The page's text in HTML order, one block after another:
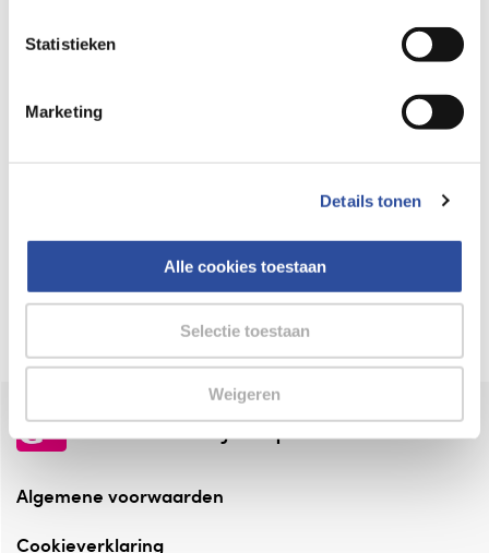
Statistieken
Marketing
Details tonen
Alle cookies toestaan
Selectie toestaan
Weigeren
webshop mag verkopen.
⁠Verantwoorde zorg, ⁠ook online.
Altijd onze folder bij de hand
Check onze folders ⁠bij AlleFolders.
de vriendelijke specialist
Algemene voorwaarden
Cookieverklaring